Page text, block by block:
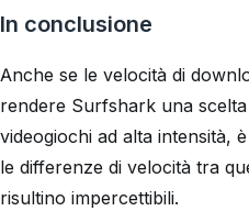
In conclusione
Anche se le velocità di
rendere Surfshark una
videogiochi ad alta intensità,
le differenze di velocità tra
risultino impercettibili.